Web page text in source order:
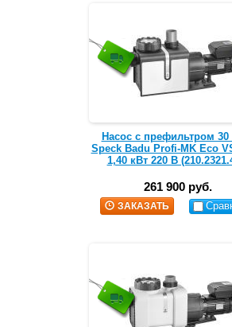
Насос с префильтром 30
Speck Badu Profi-MK Eco
1,40 кВт 220 В
261 900 руб.
ЗАКАЗАТЬ